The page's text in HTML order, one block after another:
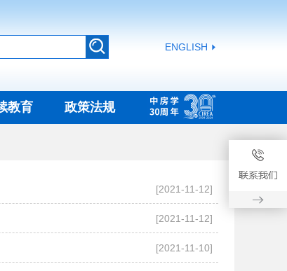
ENGLISH
教育 政策法规
[2021-11-12]
[2021-11-12]
[2021-11-10]